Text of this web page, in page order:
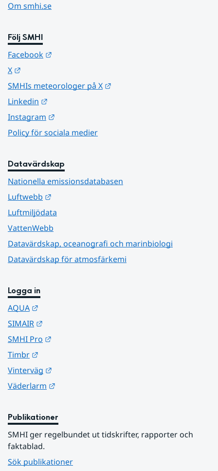
Om smhi.se
Följ SMHI
Facebook
X
SMHIs meteorologer på X
Linkedin
Instagram
Policy för sociala medier
Datavärdskap
Nationella emissionsdatabasen
Luftwebb
Luftmiljödata
VattenWebb
Datavärdskap, oceanografi och marinbiologi
Datavärdskap för atmosfärkemi
Logga in
AQUA
SIMAIR
SMHI Pro
Timbr
Vinterväg
Väderlarm
Publikationer
SMHI ger regelbundet ut tidskrifter, rapporter och
faktablad.
Sök publikationer